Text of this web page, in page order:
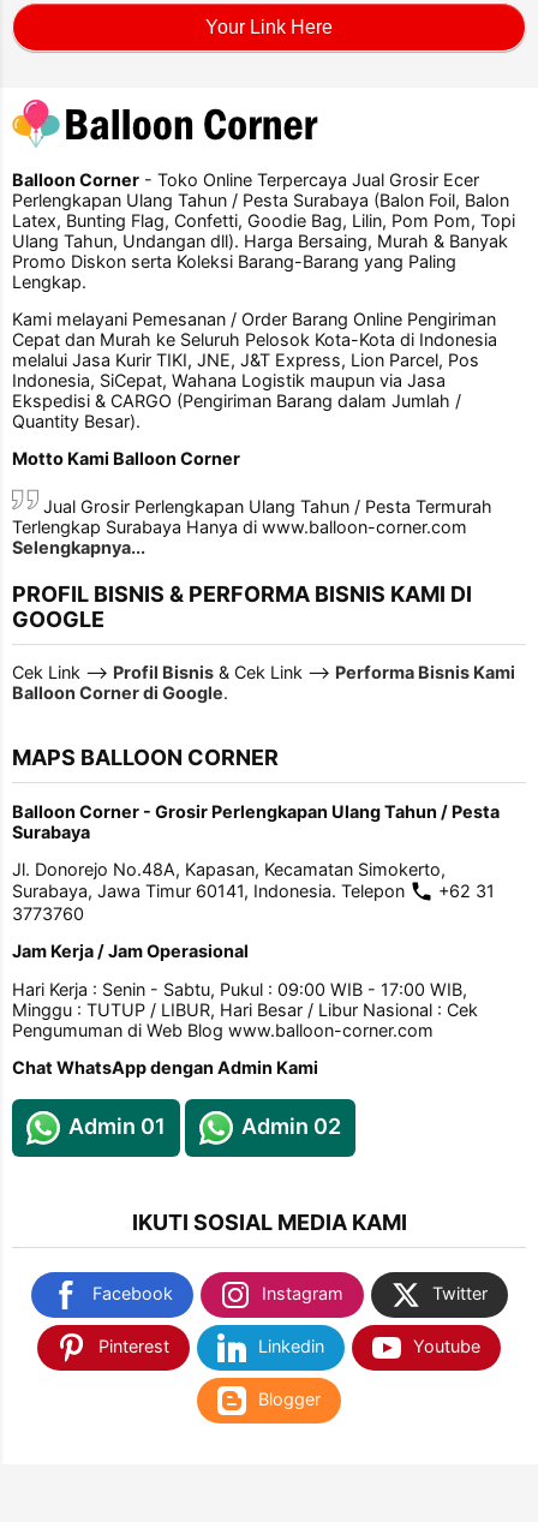
Your Link Here
Balloon Corner - Toko Online Terpercaya Jual Grosir Ecer
Perlengkapan Ulang Tahun / Pesta Surabaya (Balon Foil, Balon
Latex, Bunting Flag, Confetti, Goodie Bag, Lilin, Pom Pom, Topi
Ulang Tahun, Undangan dll). Harga Bersaing, Murah & Banyak
Promo Diskon serta Koleksi Barang-Barang yang Paling
Lengkap.
Kami melayani Pemesanan / Order Barang Online Pengiriman
Cepat dan Murah ke Seluruh Pelosok Kota-Kota di Indonesia
melalui Jasa Kurir TIKI, JNE, J&T Express, Lion Parcel, Pos
Indonesia, SiCepat, Wahana Logistik maupun via Jasa
Ekspedisi & CARGO (Pengiriman Barang dalam Jumlah /
Quantity Besar).
Motto Kami Balloon Corner
Jual Grosir Perlengkapan Ulang Tahun / Pesta Termurah
Terlengkap Surabaya Hanya di www.balloon-corner.com
Selengkapnya...
PROFIL BISNIS & PERFORMA BISNIS KAMI DI
GOOGLE
Cek Link --> Profil Bisnis & Cek Link --> Performa Bisnis Kami
Balloon Corner di Google.
MAPS BALLOON CORNER
Balloon Corner - Grosir Perlengkapan Ulang Tahun / Pesta
Surabaya
Jl. Donorejo No.48A, Kapasan, Kecamatan Simokerto,
Surabaya, Jawa Timur 60141, Indonesia. Telepon
+62 31
3773760
Jam Kerja / Jam Operasional
Hari Kerja : Senin - Sabtu, Pukul : 09:00 WIB - 17:00 WIB,
Minggu : TUTUP / LIBUR, Hari Besar / Libur Nasional : Cek
Pengumuman di Web Blog www.balloon-corner.com
Chat WhatsApp dengan Admin Kami
Admin 01 Admin 02
IKUTI SOSIAL MEDIA KAMI
Facebook Instagram Twitter
Pinterest Linkedin Youtube
Blogger